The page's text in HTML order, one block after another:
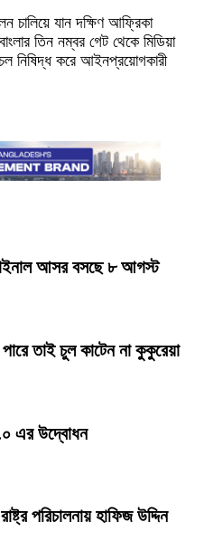
চালিয়ে যান দক্ষিণ আফ্রিকা
তিন নম্বর গেট থেকে মিডিয়া
নিষিদ্ধ করে আইনপ্রয়োগকারী
আসর বসছে ৮ আগস্ট
তাই চুল কাটেন না কুকুরেয়া
১.০ এর উদ্বোধন
পরিচালনায় হাফিজ উদ্দিন